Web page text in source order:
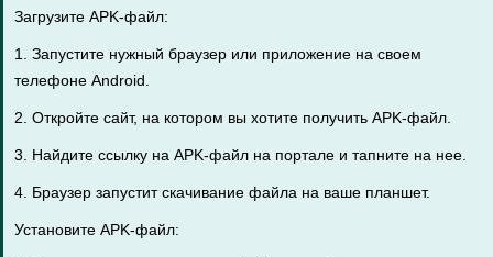
Загрузите APK-файл:
1. Запустите нужный браузер или приложение на своем
телефоне Android.
2. Откройте сайт, на котором вы хотите получить APK-файл.
3. Найдите ссылку на APK-файл на портале и тапните на нее.
4. Браузер запустит скачивание файла на ваше планшет.
Установите APK-файл: